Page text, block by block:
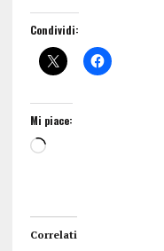
Condividi:
Mi piace:
Correlati